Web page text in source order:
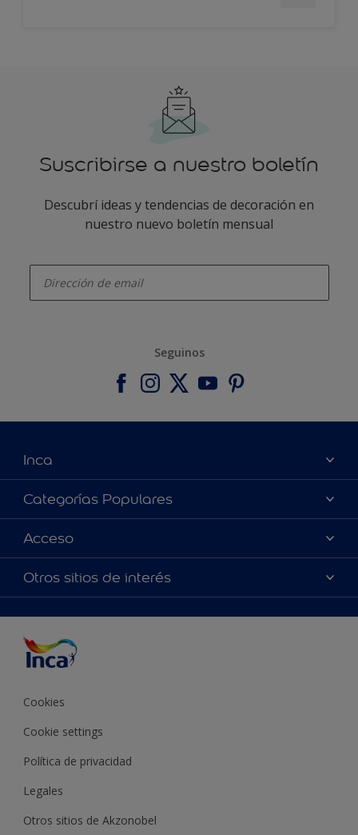
Suscribirse a nuestro boletín
Descubrí ideas y tendencias de decoración en
nuestro nuevo boletín mensual
Seguinos
Inca
Acerca de Inca
Contactanos
Encontrá un distribuidor Inca
Categorías Populares
Colores
Productos
Inspiración
Acceso
Accesibilidad
Precisión del color
Otros sitios de interés
Cookies
Cookie settings
Política de privacidad
Legales
Otros sitios de Akzonobel